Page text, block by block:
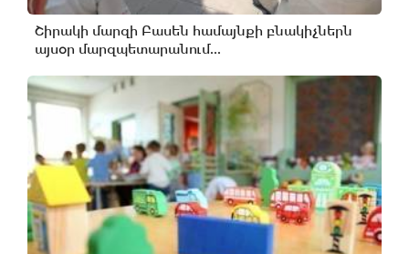
Շիրակի մարզի Բասեն համայնքի բնակիչներն
այսօր մարզպետարանում...